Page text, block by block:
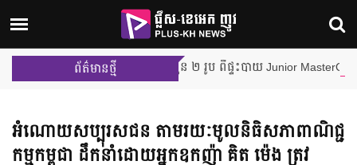
ព័ត៌មានថ្មី
បស់ Little Chef ចំនួន ២ រូប ពីផ្ទះបាយ Junior MasterChef Cambodia
អំណោយសប្បុរសជន តាមរយៈមូលនិធិសភាពាណិជ្ជ
កម្មកម្ពុជា ដឹកនាំដោយអ្នកឧកញ៉ា គិត ម៉េង ត្រូវ